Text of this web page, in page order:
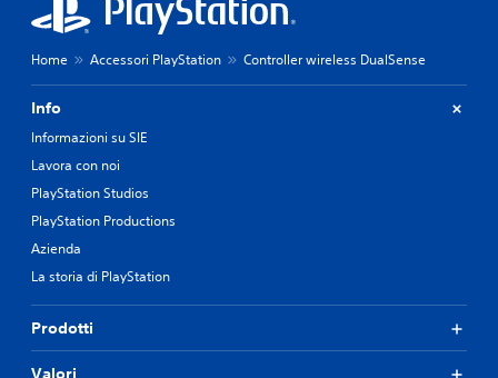
Home Accessori PlayStation Controller wireless DualSense
Info
Informazioni su SIE
Lavora con noi
PlayStation Studios
PlayStation Productions
Azienda
La storia di PlayStation
Prodotti